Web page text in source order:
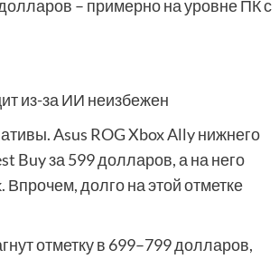
– примерно на уровне ПК с
из-за ИИ неизбежен
Asus ROG Xbox Ally нижнего
Buy за 599 долларов, а на него
Впрочем, долго на этой отметке
отметку в 699–799 долларов,